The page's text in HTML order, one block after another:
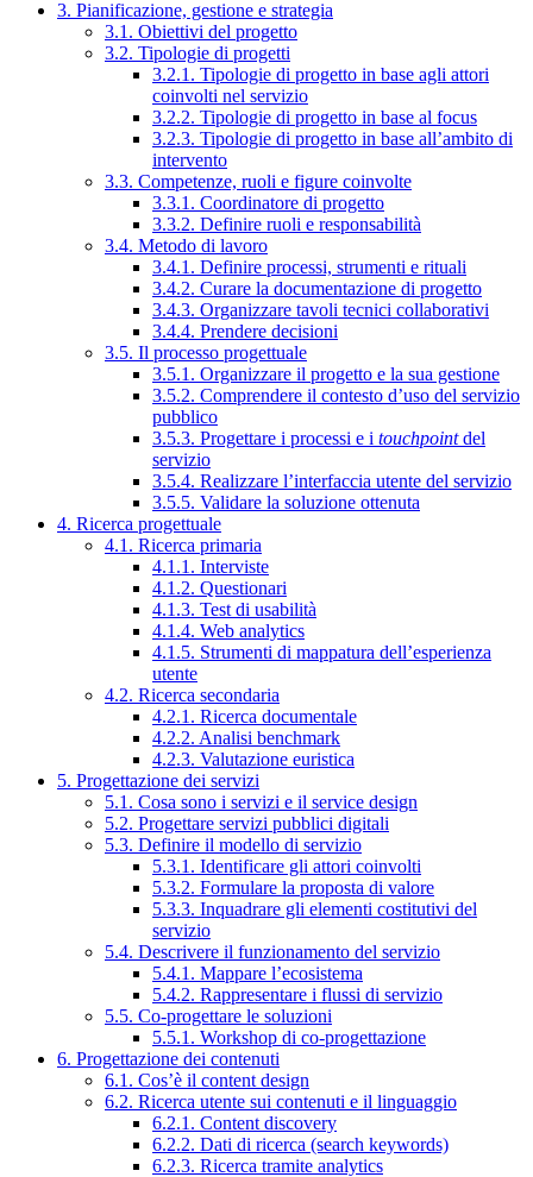
3. Pianificazione, gestione e strategia
3.1. Obiettivi del progetto
3.2. Tipologie di progetti
3.2.1. Tipologie di progetto in base agli attori
coinvolti nel servizio
3.2.2. Tipologie di progetto in base al focus
3.2.3. Tipologie di progetto in base all’ambito di
intervento
3.3. Competenze, ruoli e figure coinvolte
3.3.1. Coordinatore di progetto
3.3.2. Definire ruoli e responsabilità
3.4. Metodo di lavoro
3.4.1. Definire processi, strumenti e rituali
3.4.2. Curare la documentazione di progetto
3.4.3. Organizzare tavoli tecnici collaborativi
3.4.4. Prendere decisioni
3.5. Il processo progettuale
3.5.1. Organizzare il progetto e la sua gestione
3.5.2. Comprendere il contesto d’uso del servizio
pubblico
3.5.3. Progettare i processi e i touchpointdel
servizio
3.5.4. Realizzare l’interfaccia utente del servizio
3.5.5. Validare la soluzione ottenuta
4. Ricerca progettuale
4.1. Ricerca primaria
4.1.1. Interviste
4.1.2. Questionari
4.1.3. Test di usabilità
4.1.4. Web analytics
4.1.5. Strumenti di mappatura dell’esperienza
utente
4.2. Ricerca secondaria
4.2.1. Ricerca documentale
4.2.2. Analisi benchmark
4.2.3. Valutazione euristica
5. Progettazione dei servizi
5.1. Cosa sono i servizi e il service design
5.2. Progettare servizi pubblici digitali
5.3. Definire il modello di servizio
5.3.1. Identificare gli attori coinvolti
5.3.2. Formulare la proposta di valore
5.3.3. Inquadrare gli elementi costitutivi del
servizio
5.4. Descrivere il funzionamento del servizio
5.4.1. Mappare l’ecosistema
5.4.2. Rappresentare i flussi di servizio
5.5. Co-progettare le soluzioni
5.5.1. Workshop di co-progettazione
6. Progettazione dei contenuti
6.1. Cos’è il content design
6.2. Ricerca utente sui contenuti e il linguaggio
6.2.1. Content discovery
6.2.2. Dati di ricerca (search keywords)
6.2.3. Ricerca tramite analytics